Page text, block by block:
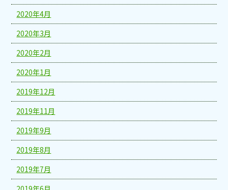
2020年4月
2020年3月
2020年2月
2020年1月
2019年12月
2019年11月
2019年9月
2019年8月
2019年7月